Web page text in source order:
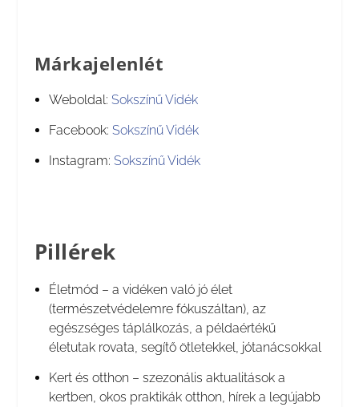
Márkajelenlét
Weboldal: Sokszínű Vidék
Facebook: Sokszínű Vidék
Instagram: Sokszínű Vidék
Pillérek
Életmód – a vidéken való jó élet
(természetvédelemre fókuszáltan), az
egészséges táplálkozás, a példaértékű
életutak rovata, segítő ötletekkel, jótanácsokkal
Kert és otthon – szezonális aktualitások a
kertben, okos praktikák otthon, hírek a legújabb